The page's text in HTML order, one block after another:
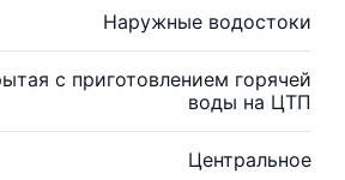
Наружные водостоки
с приготовлением горячей
воды на ЦТП
Центральное